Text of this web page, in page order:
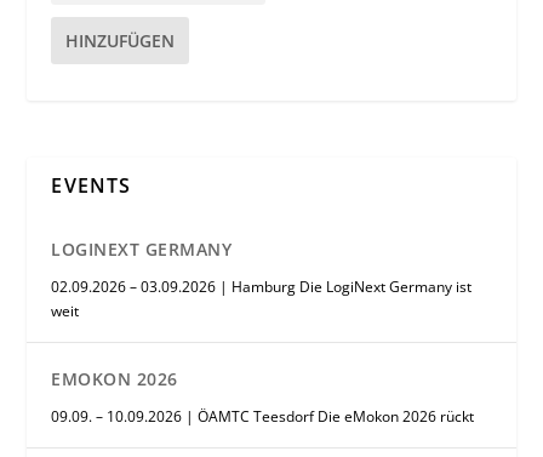
HINZUFÜGEN
EVENTS
LOGINEXT GERMANY
02.09.2026 – 03.09.2026 | Hamburg Die LogiNext Germany ist
weit
EMOKON 2026
09.09. – 10.09.2026 | ÖAMTC Teesdorf Die eMokon 2026 rückt